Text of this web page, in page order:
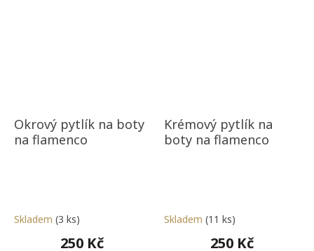
Okrový pytlík na boty
na flamenco
Skladem (3 ks)
250 Kč
Krémový pytlík na
boty na flamenco
Skladem (11 ks)
250 Kč